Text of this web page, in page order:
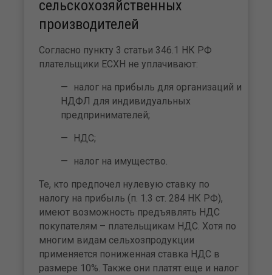
сельскохозяйственных
производителей
Согласно пункту 3 статьи 346.1 НК РФ
плательщики ЕСХН не уплачивают:
налог на прибыль для организаций и
НДФЛ для индивидуальных
предпринимателей;
НДС;
налог на имущество.
Те, кто предпочел нулевую ставку по
налогу на прибыль (п. 1.3 ст. 284 НК РФ),
имеют возможность предъявлять НДС
покупателям – плательщикам НДС. Хотя по
многим видам сельхозпродукции
применяется пониженная ставка НДС в
размере 10%. Также они платят еще и налог